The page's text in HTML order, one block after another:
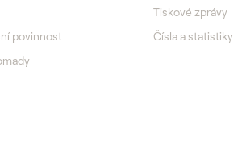
povinnost
Tiskové zprávy
Čísla a statistiky